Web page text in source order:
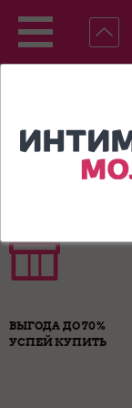
ВЫГОДА ДО 70%
УСПЕЙ КУПИТЬ